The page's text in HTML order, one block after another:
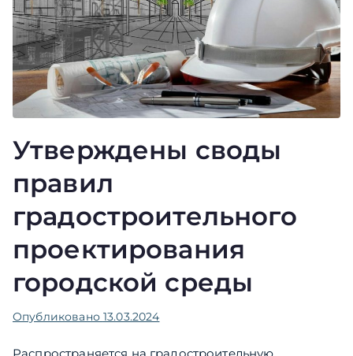
Утверждены своды
правил
градостроительного
проектирования
городской среды
Опубликовано 13.03.2024